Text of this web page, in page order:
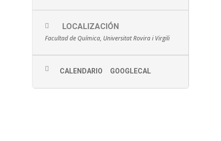
LOCALIZACIÓN
Facultad de Química, Universitat Rovira i Virgili
CALENDARIO GOOGLECAL